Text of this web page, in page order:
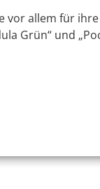
allem für
Grün“ und